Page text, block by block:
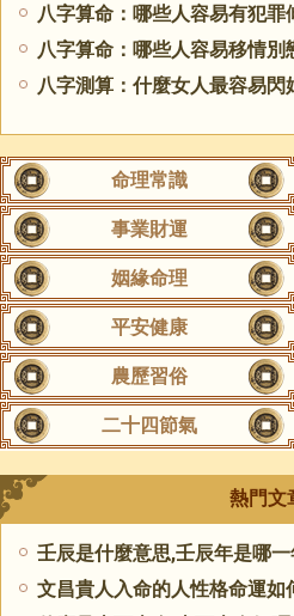
八字算命：哪些人容易有犯罪
八字算命：哪些人容易移情別
八字測算：什麼女人最容易閃
命理常識
事業財運
姻緣命理
平安健康
農歷習俗
二十四節氣
熱門文
壬辰是什麼意思,壬辰年是哪
文昌貴人入命的人性格命運如